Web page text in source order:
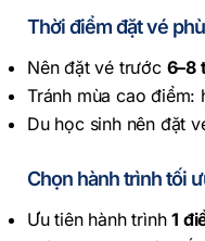
Thời điểm đặt vé
Nên đặt vé trước 6–8
Tránh mùa cao điểm:
Du học sinh nên đặt
Chọn hành trình tối
Ưu tiên hành trình1